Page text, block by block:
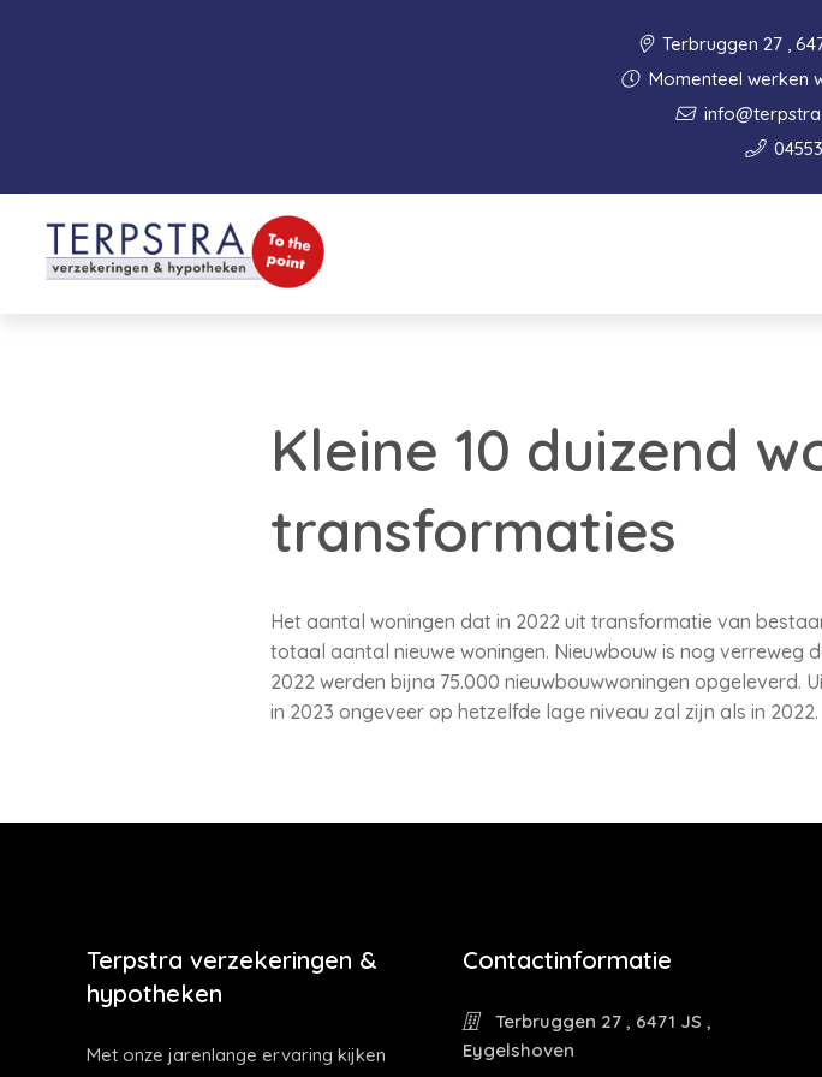
Terbruggen 27 ,
Momenteel werken
Kleine 10 duizend
transformaties
Het aantal woningen dat in 2022 uit transformatie van
totaal aantal nieuwe woningen. Nieuwbouw is nog verreweg
2022 werden bijna 75.000 nieuwbouwwoningen
in 2023 ongeveer op hetzelfde lage niveau zal zijn als in 2022.
Terpstra verzekeringen &
hypotheken
Met onze jarenlange ervaring kijken
Contactinformatie
Terbruggen 27 , 6471 JS ,
Eygelshoven